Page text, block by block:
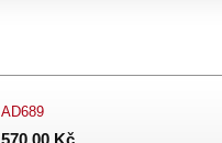
AD689
570,00 Kč